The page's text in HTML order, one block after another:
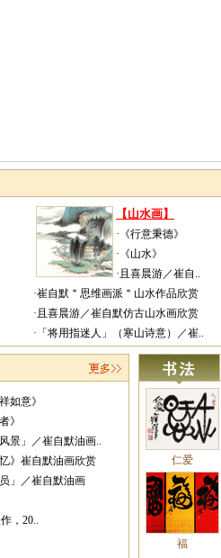
【山水画】
·《行意秉德》
·《山水》
·且喜晨游／崔自..
·崔自默＂思维画派＂山水作品欣赏
·且喜晨游／崔自默仿古山水画欣赏
·「将用指迷人」（寒山诗意）／崔..
如意》
》
景」／崔自默油画..
》崔自默油画欣赏
」／崔自默油画
，20..
仁爱
福